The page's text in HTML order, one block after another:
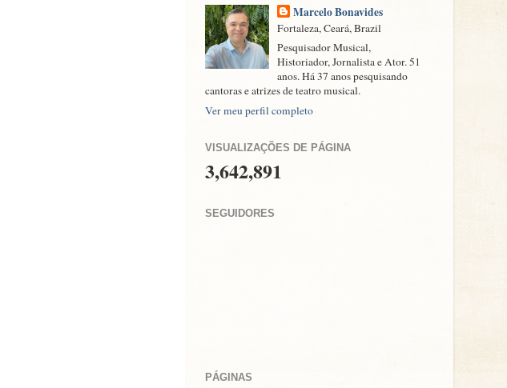
Marcelo Bonavides
Fortaleza, Ceará, Brazil
Pesquisador Musical,
Historiador, Jornalista e Ator. 51
anos. Há 37 anos pesquisando
cantoras e atrizes de teatro musical.
Ver meu perfil completo
VISUALIZAÇÕES DE PÁGINA
3,642,891
SEGUIDORES
PÁGINAS